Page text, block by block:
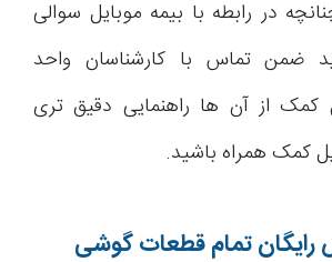
در رابطه با بیمه موبایل سوالی
ضمن تماس با کارشناسان واحد
کمک از آن ها راهنمایی دقیق تری
کمک همراه باشید.
رایگان تمام قطعات گوشی